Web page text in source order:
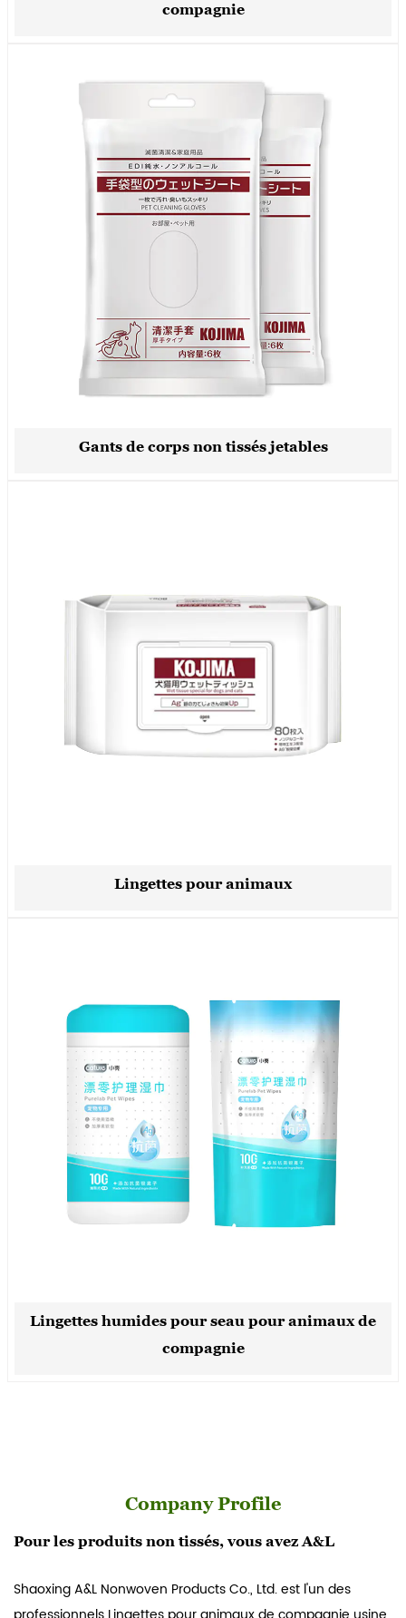
compagnie
Gants de corps non tissés jetables
Lingettes pour animaux
Lingettes humides pour seau pour animaux de
compagnie
Company Profile
Pour les produits non tissés, vous avez A&L
Shaoxing A&L Nonwoven Products Co., Ltd. est l'un des